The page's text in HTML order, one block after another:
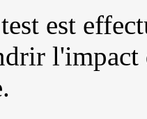
est
l'impact